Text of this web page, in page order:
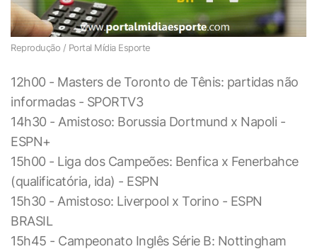
Reprodução / Portal Mídia Esporte
12h00 - Masters de Toronto de Tênis: partidas não
informadas - SPORTV3
14h30 - Amistoso: Borussia Dortmund x Napoli -
ESPN+
15h00 - Liga dos Campeões: Benfica x Fenerbahce
(qualificatória, ida) - ESPN
15h30 - Amistoso: Liverpool x Torino - ESPN
BRASIL
15h45 - Campeonato Inglês Série B: Nottingham